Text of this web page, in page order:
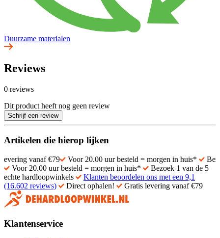
Duurzame materialen
Reviews
0 reviews
Dit product heeft nog geen review
Schrijf een review
Artikelen die hierop lijken
vanaf €79 Voor 20.00 uur besteld = morgen in huis*
Bezoek 1
Voor 20.00 uur besteld = morgen in huis*
Bezoek 1 van de 5
echte hardloopwinkels
Klanten beoordelen ons met een 9,1
(16.602 reviews)
Direct ophalen! Gratis levering vanaf €79
Klantenservice